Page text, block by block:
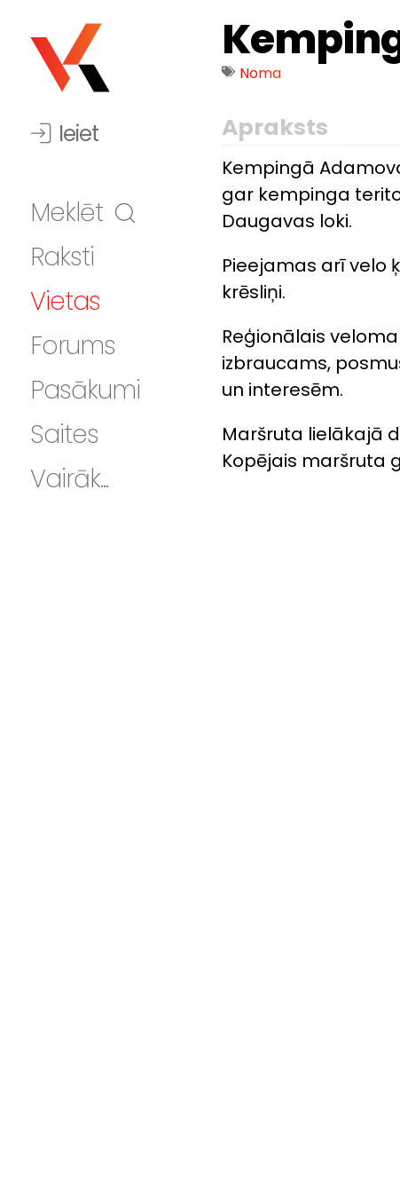
Ieiet
Meklēt
Raksti
Vietas
Forums
Pasākumi
Saites
Vairāk...
Noma
Apraksts
Kempingā
gar kempinga
Daugavas loki.
Pieejamas arī velo
krēsliņi.
Reģionālais
izbraucams,
un interesēm.
Maršruta lielākajā
Kopējais maršruta